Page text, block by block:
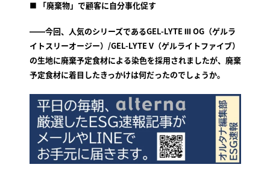
■ 「廃棄物」で顧客に自分事化促す
――今回、人気のシリーズであるGEL-LYTE Ⅲ OG（ゲルラ
イトスリーオージー）/GEL-LYTE V（ゲルライトファイブ）
の生地に廃棄予定食材による染色を採用されましたが、廃棄
予定食材に着目したきっかけは何だったのでしょうか。